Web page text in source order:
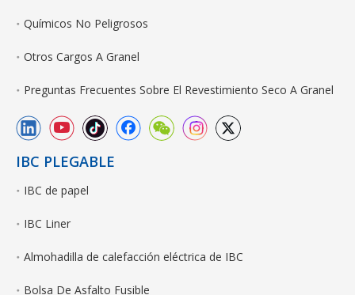
Químicos No Peligrosos
Otros Cargos A Granel
Preguntas Frecuentes Sobre El Revestimiento Seco A Granel
IBC PLEGABLE
IBC de papel
IBC Liner
Almohadilla de calefacción eléctrica de IBC
Bolsa De Asfalto Fusible